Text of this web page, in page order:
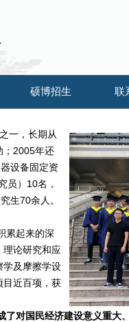
硕博招生 联
一，长期从
；2005年还
设备固定资
员）10名，
生70余人。
累起来的深
论研究和应
学及摩擦学设
目近百项，获
对国民经济建设意义重大